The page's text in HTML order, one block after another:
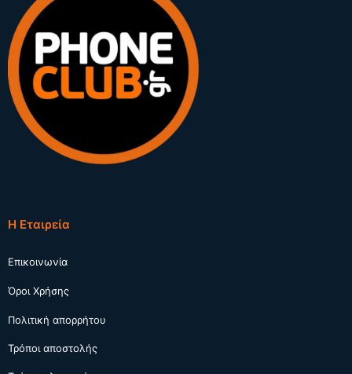
Η Εταιρεία
Επικοινωνία
Όροι Χρήσης
Πολιτική απορρήτου
Τρόποι αποστολής